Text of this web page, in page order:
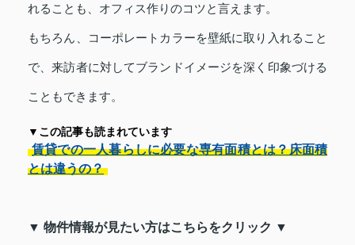
れることも、オフィス作りのコツと言えます。
もちろん、コーポレートカラーを壁紙に取り入れること
で、来訪者に対してブランドイメージを深く印象づける
こともできます。
▼この記事も読まれています
賃貸での一人暮らしに必要な専有面積とは？床面積
とは違うの？
▼ 物件情報が見たい方はこちらをクリック ▼